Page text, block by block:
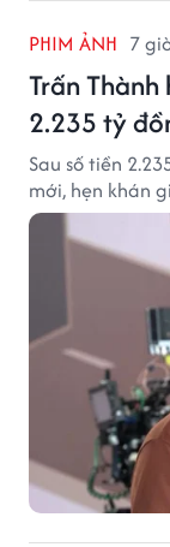
PHIM ẢNH 7
Trấn
2.235 tỷ
Sau số tiền
mới, hẹn khán